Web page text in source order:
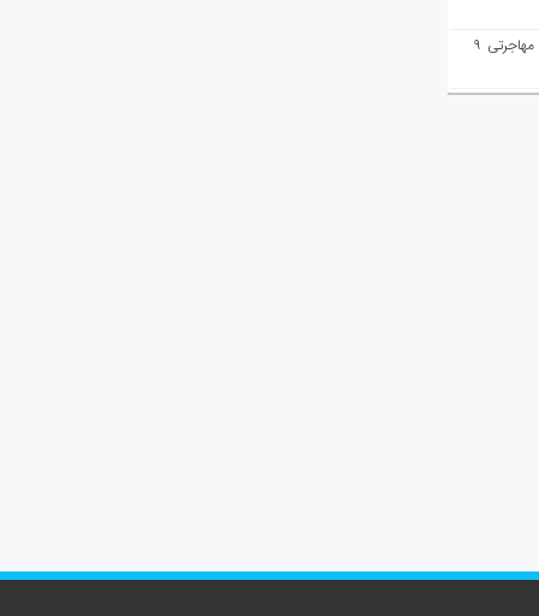
هفته‌نامه مهاجرت/پاسخ به سوالات مهاجرتی ۹